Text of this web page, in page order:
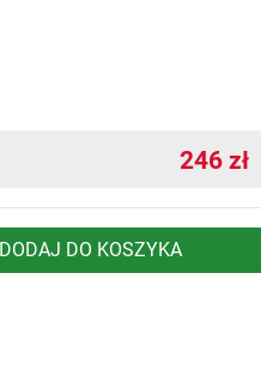
246 zł
DODAJ DO KOSZYKA